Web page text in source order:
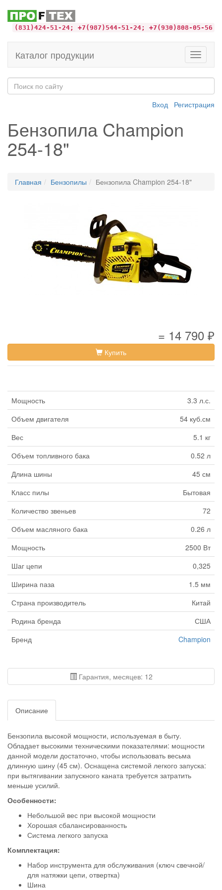
(831)424-51-24; +7(987)544-51-24; +7(930)808-05-56
Toggle
Каталог продукции
Вход Регистрация
Бензопила Champion
254-18"
Главная Бензопилы Бензопила Champion 254-18"
= 14 790 ₽
Купить
Мощность
3.3 л.с.
Объем двигателя
54 куб.см
Вес
5.1 кг
Объем топливного бака
0.52 л
Длина шины
45 см
Класс пилы
Бытовая
Количество звеньев
72
Объем масляного бака
0.26 л
Мощность
2500 Вт
Шаг цепи
0,325
Ширина паза
1.5 мм
Страна производитель
Китай
Родина бренда
США
Бренд
Champion
Гарантия, месяцев: 12
Описание
Бензопила высокой мощности, используемая в быту.
Обладает высокими техническими показателями: мощности
данной модели достаточно, чтобы использовать весьма
длинную шину (45 см). Оснащена системой легкого запуска:
при вытягивании запускного каната требуется затратить
меньше усилий.
Особенности:
Небольшой вес при высокой мощности
Хорошая сбалансированность
Система легкого запуска
Комплектация:
Набор инструмента для обслуживания (ключ свечной/
для натяжки цепи, отвертка)
Шина